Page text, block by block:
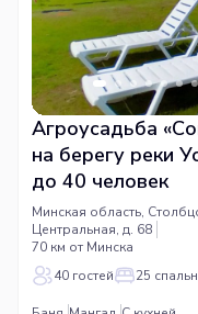
Агроусадьба
на берегу реки
до 40 человек
Минская область,
Центральная, д. 68
70 км от Минска
40 гостей
25